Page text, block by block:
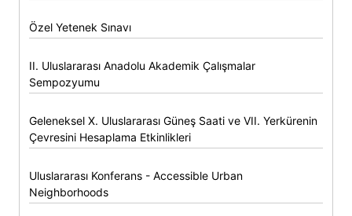
Özel Yetenek Sınavı
II. Uluslararası Anadolu Akademik Çalışmalar
Sempozyumu
Geleneksel X. Uluslararası Güneş Saati ve VII. Yerkürenin
Çevresini Hesaplama Etkinlikleri
Uluslararası Konferans - Accessible Urban
Neighborhoods